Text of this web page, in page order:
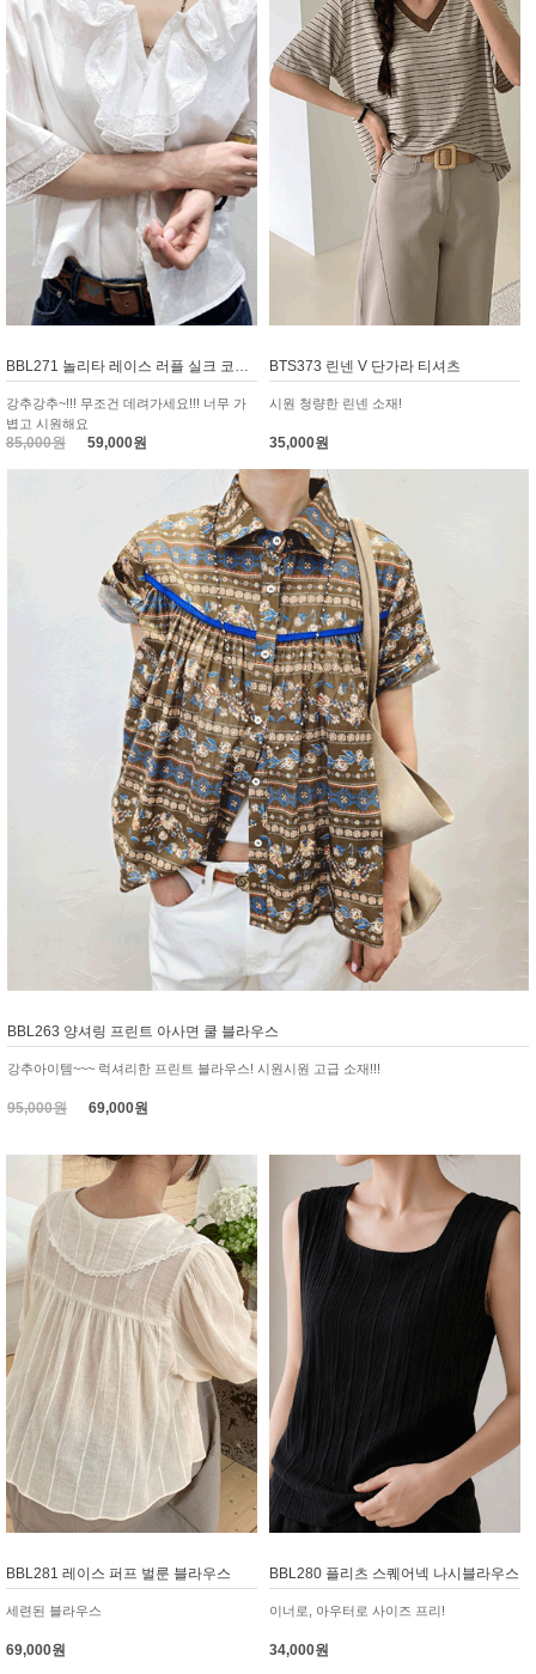
강추강추~!!! 무조건 데려가세요!!! 너무 가
볍고 시원해요
85,000원59,000원
BTS373 린넨 V 단가라 티셔츠
시원 청량한 린넨 소재!
35,000원
BBL263 양셔링 프린트 아사면 쿨 블라우스
강추아이템~~~ 럭셔리한 프린트 블라우스! 시원시원 고급 소재!!!
95,000원 69,000원
BBL281 레이스 퍼프 벌룬 블라우스
세련된 블라우스
69,000원
BBL280 플리츠 스퀘어넥 나시블라우스
이너로, 아우터로 사이즈 프리!
34,000원